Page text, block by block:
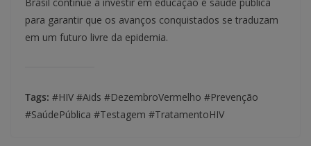
para garantir que os avanços conquistados se traduzam
em um futuro livre da epidemia.
Tags: #HIV #Aids #DezembroVermelho #Prevenção
#SaúdePública #Testagem #TratamentoHIV